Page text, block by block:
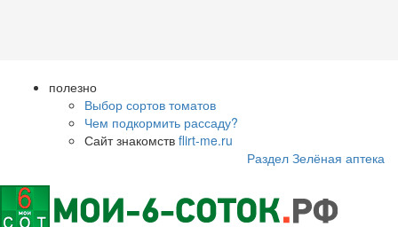
полезно
Выбор сортов томатов
Чем подкормить рассаду?
Сайт знакомств flirt-me.ru
Раздел Зелёная аптека